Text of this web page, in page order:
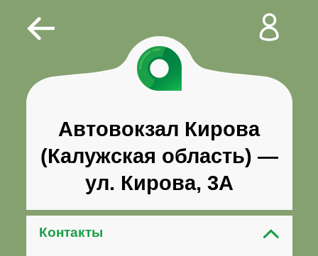
Автовокзал Кирова
(Калужская область) —
ул. Кирова, 3А
Контакты